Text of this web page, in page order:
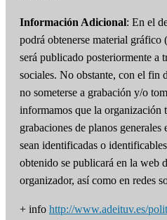
Información Adicional: En el
podrá obtenerse material
será publicado posteriormente a
sociales. No obstante, con el fin
no someterse a grabación y/o
informamos que la organización
grabaciones de planos generales
sean identificadas o
obtenido se publicará en la web
organizador, así como en redes
+ info http://www.adeituv.es/